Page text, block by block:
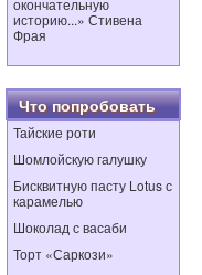
окончательную
историю...» Стивена
Фрая
Что попробовать
Тайские роти
Шомлойскую галушку
Бисквитную пасту Lotus с
карамелью
Шоколад с васаби
Торт «Саркози»